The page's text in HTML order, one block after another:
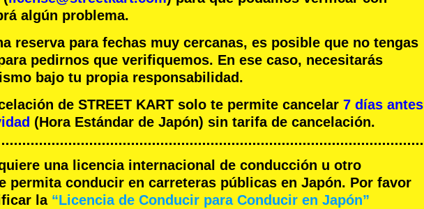
algún problema.
reserva para fechas muy cercanas, es posible que no tengas
pedirnos que verifiquemos. En ese caso, necesitarás
bajo tu propia responsabilidad.
de STREET KART solo te permite cancelar 7 días antes
(Hora Estándar de Japón) sin tarifa de cancelación.
una licencia internacional de conducción u otro
permita conducir en carreteras públicas en Japón. Por favor
la “Licencia de Conducir para Conducir en Japón”